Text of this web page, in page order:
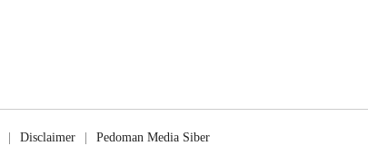
Disclaimer Pedoman Media Siber